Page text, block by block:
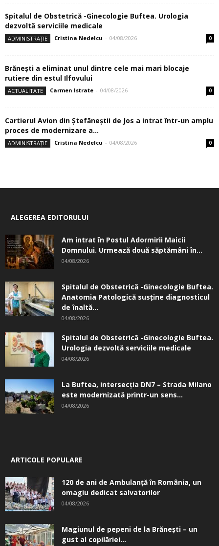
Spitalul de Obstetrică -Ginecologie Buftea. Urologia
dezvoltă serviciile medicale
ADMINISTRAȚIE Cristina Nedelcu - 04/08/2026 0
Brănești a eliminat unul dintre cele mai mari blocaje
rutiere din estul Ilfovului
ACTUALITATE Carmen Istrate - 04/08/2026 0
Cartierul Avion din Ştefăneştii de Jos a intrat într-un amplu
proces de modernizare a...
ADMINISTRAȚIE Cristina Nedelcu - 04/08/2026 0
ALEGEREA EDITORULUI
Am intrat în Postul Adormirii Maicii
Domnului. Urmează două săptămâni în...
04/08/2026
Spitalul de Obstetrică -Ginecologie Buftea.
Anatomia Patologică susţine diagnosticul
de înaltă...
04/08/2026
Spitalul de Obstetrică -Ginecologie Buftea.
Urologia dezvoltă serviciile medicale
04/08/2026
La Buftea, intersecţia DN7 – Strada Milano
este modernizată printr-un sens...
04/08/2026
ARTICOLE POPULARE
120 de ani de Ambulanță în România, un
omagiu dedicat salvatorilor
04/08/2026
Magiunul de pepeni de la Brăneşti – un
gust al copilăriei...